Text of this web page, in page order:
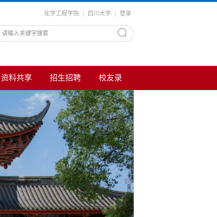
化学工程学院 四川大学 登录
资料共享 招生招聘 校友录